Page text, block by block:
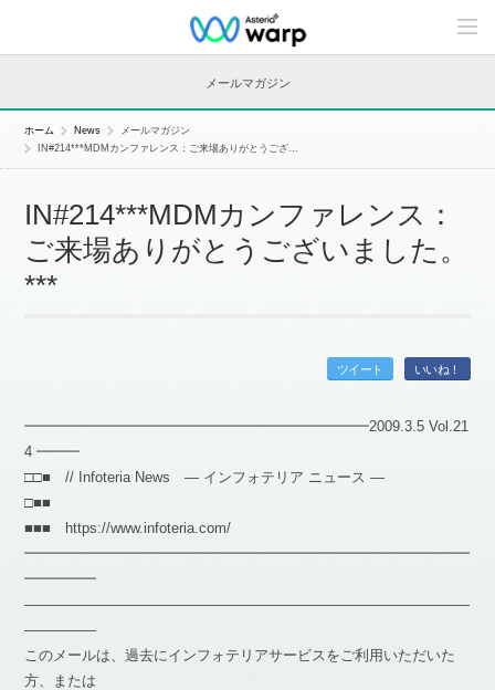
C
n
n
メールマガジン
ホーム News
メールマガジン
IN#214***MDMカンファレンス：ご来場ありがとうござ...
IN#214***MDMカンファレンス：
ご来場ありがとうございました。
***
ツイート いいね！
━━━━━━━━━━━━━━━━━━━━━━━━2009.3.5 Vol.21
4 ━━━
□□■ // Infoteria News — インフォテリア ニュース —
□■■
■■■ https://www.infoteria.com/
━━━━━━━━━━━━━━━━━━━━━━━━━━━━━━━
━━━━━
―――――――――――――――――――――――――――――――
―――――
このメールは、過去にインフォテリアサービスをご利用いただいた
方、または